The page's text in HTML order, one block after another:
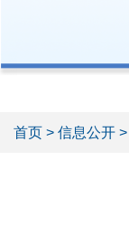
首页 > 信息公开 >